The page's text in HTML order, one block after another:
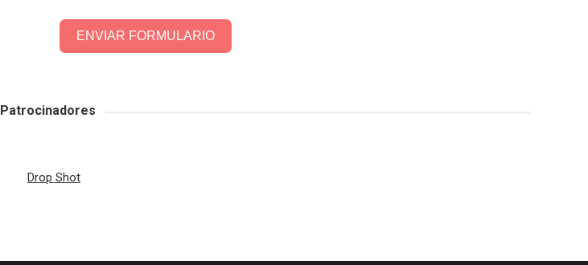
ENVIAR FORMULARIO
Patrocinadores